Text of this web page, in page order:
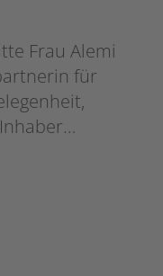
Frau Alemi
für